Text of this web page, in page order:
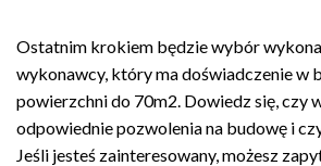
zł499.00.
Ostatnim krokiem będzie wybór
wykonawcy, który ma doświadczenie w
powierzchni do 70m2. Dowiedz się, czy
odpowiednie pozwolenia na budowę i
Jeśli jesteś zainteresowany, możesz